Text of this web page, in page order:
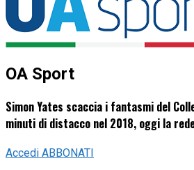
OA Sport
Simon Yates scaccia i fantasmi del
minuti di distacco nel 2018, oggi la
Accedi ABBONATI